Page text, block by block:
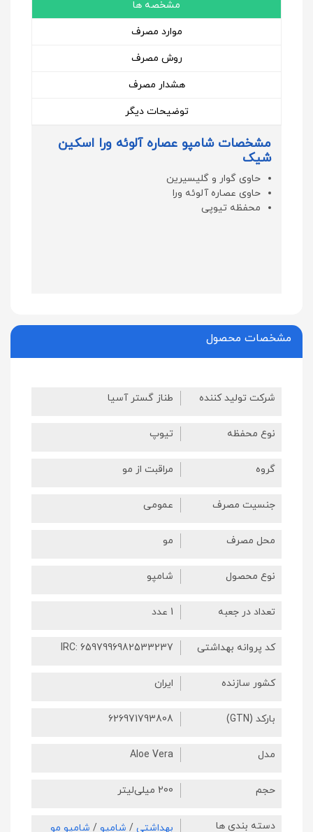
مشخصه ها
موارد مصرف
روش مصرف
هشدار مصرف
توضیحات دیگر
مشخصات شامپو عصاره آلوئه ورا اسکین
شیک
حاوی گوار و گلیسیرین
حاوی عصاره آلوئه ورا
محفظه تیوپی
مشخصات محصول
شرکت تولید کننده طناز گستر آسیا
نوع محفظه تیوپ
گروه مراقبت از مو
جنسیت مصرف عمومی
محل مصرف مو
نوع محصول شامپو
تعداد در جعبه 1 عدد
کد پروانه بهداشتی IRC: 6597996982533237
کشور سازنده ایران
بارکد (GTN) 626971793808
مدل Aloe Vera
حجم 200 میلی‌لیتر
دسته بندی ها بهداشتی / شامپو / شامپو مو